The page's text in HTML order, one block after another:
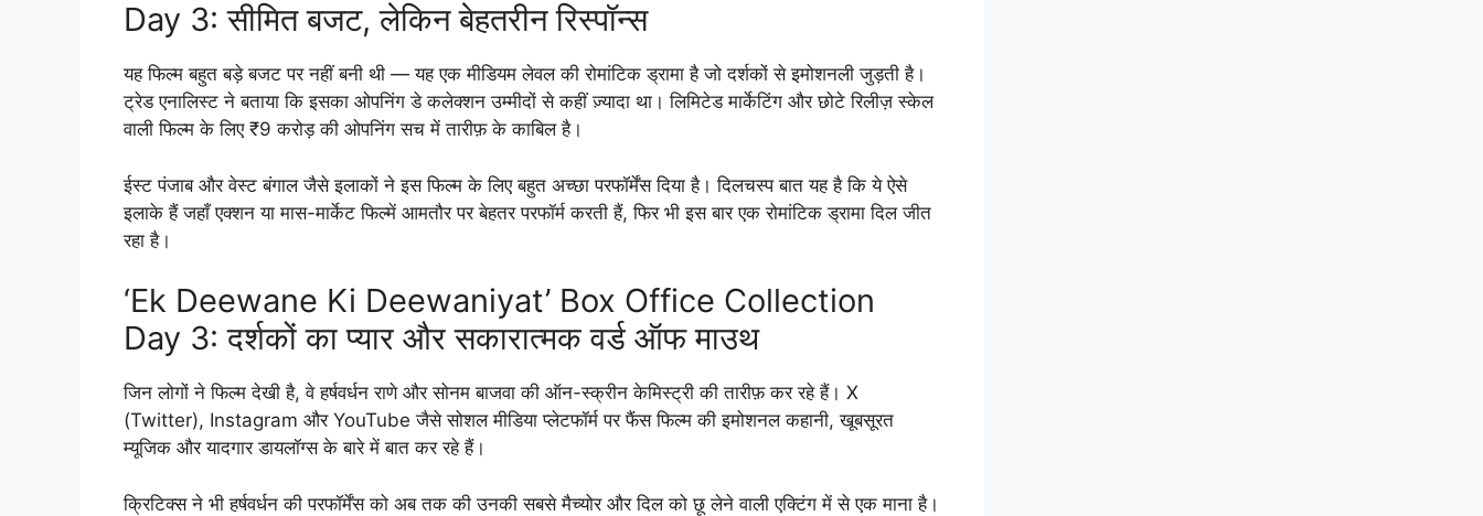
Day 3: सीमित बजट, लेकिन बेहतरीन रिस्पॉन्स
यह फिल्म बहुत बड़े बजट पर नहीं बनी थी — यह एक मीडियम लेवल की रोमांटिक ड्रामा है जो दर्शकों से इमोशनली जुड़ती है।
ट्रेड एनालिस्ट ने बताया कि इसका ओपनिंग डे कलेक्शन उम्मीदों से कहीं ज़्यादा था। लिमिटेड मार्केटिंग और छोटे रिलीज़ स्केल
वाली फिल्म के लिए ₹9 करोड़ की ओपनिंग सच में तारीफ़ के काबिल है।
ईस्ट पंजाब और वेस्ट बंगाल जैसे इलाकों ने इस फिल्म के लिए बहुत अच्छा परफॉर्मेंस दिया है। दिलचस्प बात यह है कि ये ऐसे
इलाके हैं जहाँ एक्शन या मास-मार्केट फिल्में आमतौर पर बेहतर परफॉर्म करती हैं, फिर भी इस बार एक रोमांटिक ड्रामा दिल जीत
रहा है।
‘Ek Deewane Ki Deewaniyat’ Box Office Collection
Day 3: दर्शकों का प्यार और सकारात्मक वर्ड ऑफ माउथ
जिन लोगों ने फिल्म देखी है, वे हर्षवर्धन राणे और सोनम बाजवा की ऑन-स्क्रीन केमिस्ट्री की तारीफ़ कर रहे हैं। X
(Twitter), Instagram और YouTube जैसे सोशल मीडिया प्लेटफॉर्म पर फैंस फिल्म की इमोशनल कहानी, खूबसूरत
म्यूजिक और यादगार डायलॉग्स के बारे में बात कर रहे हैं।
क्रिटिक्स ने भी हर्षवर्धन की परफॉर्मेंस को अब तक की उनकी सबसे मैच्योर और दिल को छू लेने वाली एक्टिंग में से एक माना है।